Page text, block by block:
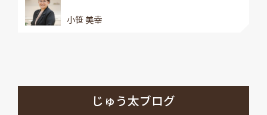
小笹 美幸
じゅう太ブログ